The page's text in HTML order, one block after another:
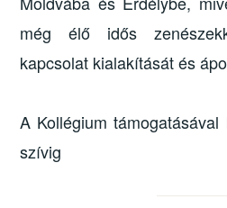
még élő idős
kapcsolat kialakítását és
A Kollégium
szívig